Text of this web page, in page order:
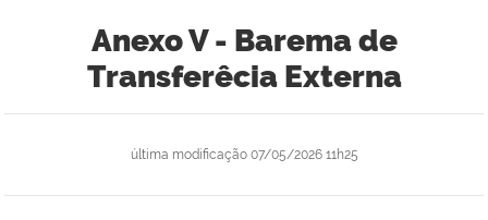
Anexo V - Barema de
Transferêcia Externa
última modificação07/05/2026 11h25